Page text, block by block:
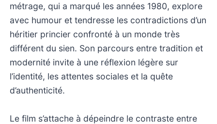
métrage, qui a marqué les années 1980, explore
avec humour et tendresse les contradictions d’un
héritier princier confronté à un monde très
différent du sien. Son parcours entre tradition et
modernité invite à une réflexion légère sur
l’identité, les attentes sociales et la quête
d’authenticité.
Le film s’attache à dépeindre le contraste entre